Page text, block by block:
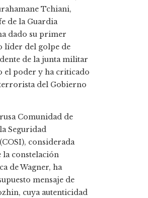
Tchiani,
de la Guardia
dado su primer
líder del golpe de
de la junta militar
el poder y ha criticado
del Gobierno
Comunidad de
Seguridad
considerada
la constelación
de Wagner, ha
mensaje de
cuya autenticidad